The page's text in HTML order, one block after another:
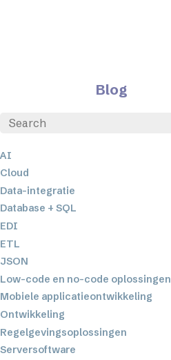
Blog
AI
Cloud
Data-integratie
Database + SQL
EDI
ETL
JSON
Low-code en no-code oplossingen
Mobiele applicatieontwikkeling
Ontwikkeling
Regelgevingsoplossingen
Serversoftware